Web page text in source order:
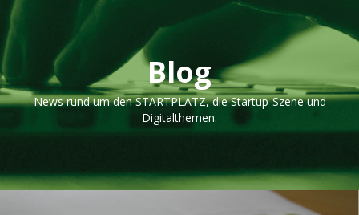
Blog
News rund um den STARTPLATZ, die Startup-Szene und
Digitalthemen.